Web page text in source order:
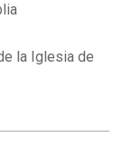
la Iglesia de